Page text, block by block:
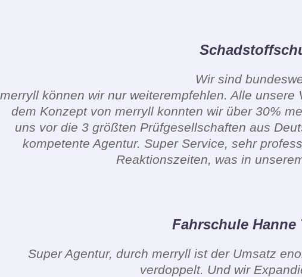
Wir sind
merryll können wir nur weiterempfehlen. Alle
dem Konzept von merryll konnten wir über 30%
uns vor die 3 größten Prüfgesellschaften aus
kompetente Agentur. Super Service, sehr
Reaktionszeiten, was in
Fahrschule Hanne
Super Agentur, durch merryll ist der Umsatz
verdoppelt. Und wir